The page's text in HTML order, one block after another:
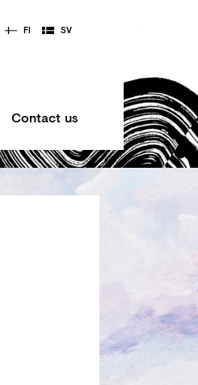
FI SV
Contact us